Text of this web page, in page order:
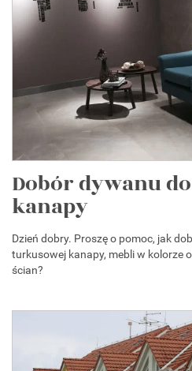
Dobór dywanu
kanapy
Dzień dobry. Proszę o pomoc, jak
turkusowej kanapy, mebli w kolorze
ścian?